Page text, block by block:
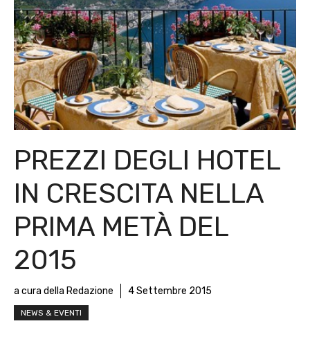
PREZZI DEGLI HOTEL
IN CRESCITA NELLA
PRIMA METÀ DEL
2015
a cura della Redazione 4 Settembre 2015
NEWS & EVENTI